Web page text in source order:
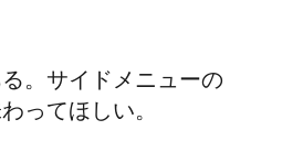
。サイドメニューの
ってほしい。